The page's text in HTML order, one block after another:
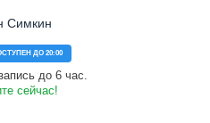
Симкин
ДО 20:00
до 6 час.
сейчас!